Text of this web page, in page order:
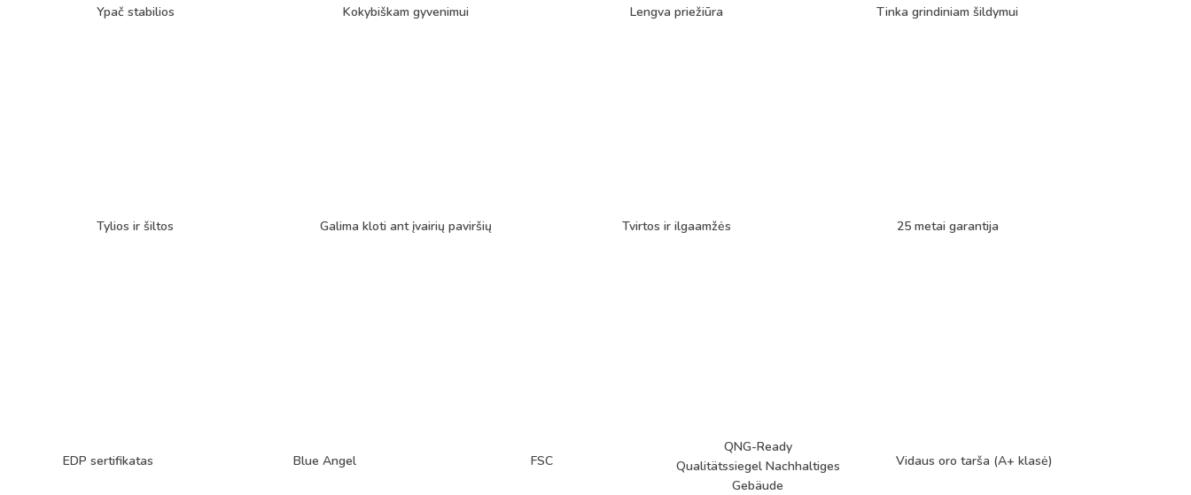
Ypač stabilios Kokybiškam gyvenimui Lengva priežiūra Tinka grindiniam šildymui
Tylios ir šiltos Galima kloti ant įvairių paviršių Tvirtos ir ilgaamžės 25 metai garantija
EDP sertifikatas Blue Angel FSC
QNG-Ready
Qualitätssiegel Nachhaltiges
Gebäude
Vidaus oro tarša (A+ klasė)